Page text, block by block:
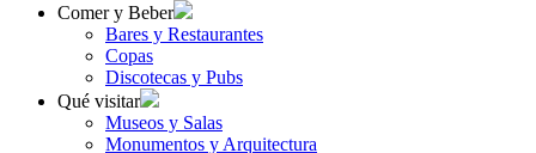
Comer y Beber
Bares y Restaurantes
Copas
Discotecas y Pubs
Qué visitar
Museos y Salas
Monumentos y Arquitectura